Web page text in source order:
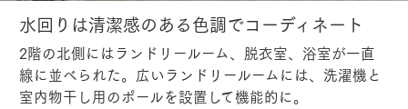
水回りは清潔感のある色調でコーディネート
2階の北側にはランドリールーム、脱衣室、浴室が一直
線に並べられた。広いランドリールームには、洗濯機と
室内物干し用のポールを設置して機能的に。